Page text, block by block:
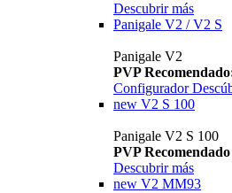
Descubrir más
Panigale V2 / V2 S
Panigale V2
PVP
Configurador
new V2 S 100
Panigale V2 S 100
PVP
Descubrir más
new V2 MM93